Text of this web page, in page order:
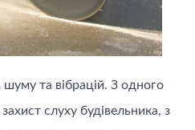
шуму та вібрацій. З одного
слуху будівельника, з